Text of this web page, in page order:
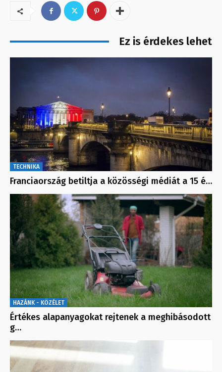
Ez is érdekes lehet
TECHNIKA
Franciaország betiltja a közösségi médiát a 15 é…
HAZÁNK - KÖZÉLET
Értékes alapanyagokat rejtenek a meghibásodott
g…